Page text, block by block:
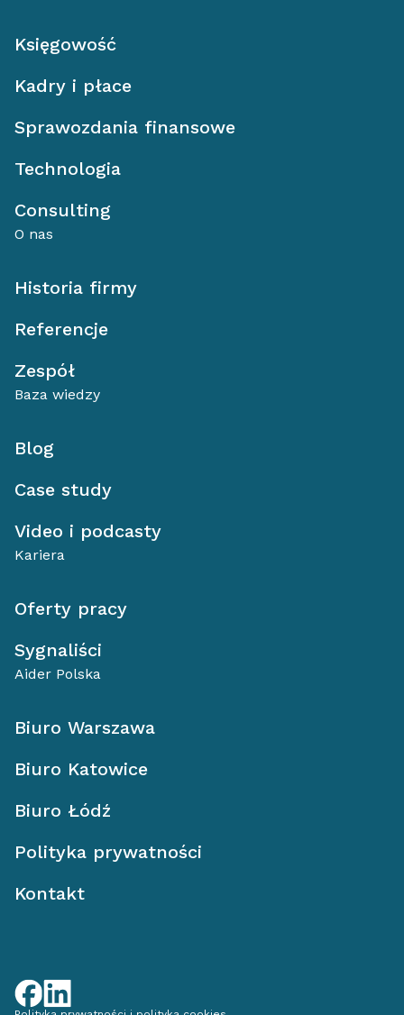
Księgowość
Kadry i płace
Sprawozdania finansowe
Technologia
Consulting
O nas
Historia firmy
Referencje
Zespół
Baza wiedzy
Blog
Case study
Video i podcasty
Kariera
Oferty pracy
Sygnaliści
Aider Polska
Biuro Warszawa
Biuro Katowice
Biuro Łódź
Polityka prywatności
Kontakt